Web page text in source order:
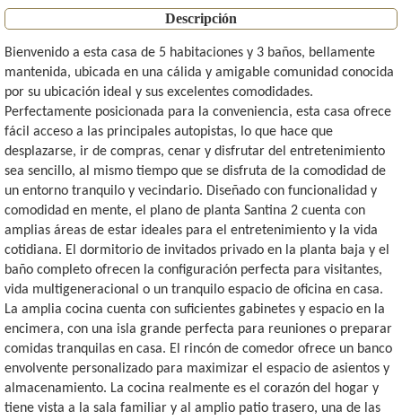
Descripción
Bienvenido a esta casa de 5 habitaciones y 3 baños, bellamente
mantenida, ubicada en una cálida y amigable comunidad conocida
por su ubicación ideal y sus excelentes comodidades.
Perfectamente posicionada para la conveniencia, esta casa ofrece
fácil acceso a las principales autopistas, lo que hace que
desplazarse, ir de compras, cenar y disfrutar del entretenimiento
sea sencillo, al mismo tiempo que se disfruta de la comodidad de
un entorno tranquilo y vecindario. Diseñado con funcionalidad y
comodidad en mente, el plano de planta Santina 2 cuenta con
amplias áreas de estar ideales para el entretenimiento y la vida
cotidiana. El dormitorio de invitados privado en la planta baja y el
baño completo ofrecen la configuración perfecta para visitantes,
vida multigeneracional o un tranquilo espacio de oficina en casa.
La amplia cocina cuenta con suficientes gabinetes y espacio en la
encimera, con una isla grande perfecta para reuniones o preparar
comidas tranquilas en casa. El rincón de comedor ofrece un banco
envolvente personalizado para maximizar el espacio de asientos y
almacenamiento. La cocina realmente es el corazón del hogar y
tiene vista a la sala familiar y al amplio patio trasero, una de las